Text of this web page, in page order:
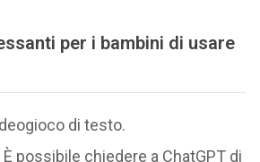
per i bambini di usare
di testo.
possibile chiedere a ChatGPT di